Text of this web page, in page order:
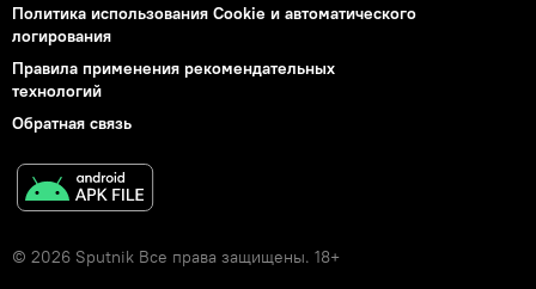
Политика использования Cookie и автоматического
логирования
Правила применения рекомендательных
технологий
Обратная связь
© 2026 Sputnik Все права защищены. 18+